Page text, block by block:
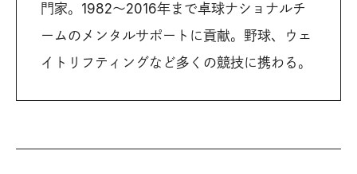
門家。1982〜2016年まで卓球ナショナルチ
ームのメンタルサポートに貢献。野球、ウェ
イトリフティングなど多くの競技に携わる。